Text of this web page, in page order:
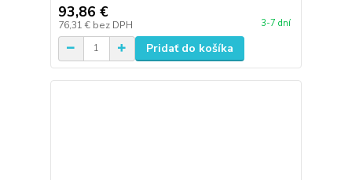
93,86 €
76,31 € bez DPH 3-7 dní
Pridať do košíka